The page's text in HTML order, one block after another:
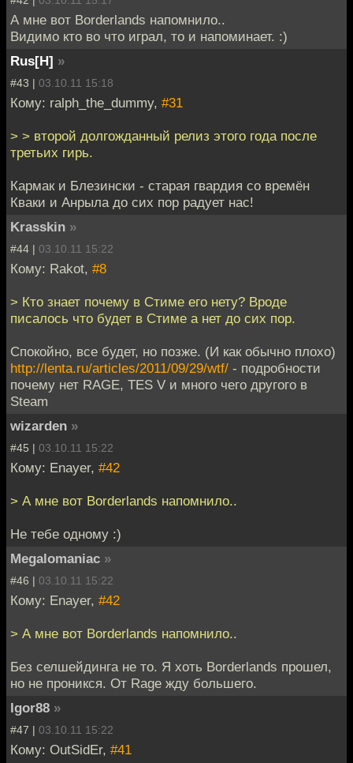
А мне вот Borderlands напомнило..
Видимо кто во что играл, то и напоминает. :)
Rus[H] »
#43 | 03.10.11 15:18
Кому: ralph_the_dummy, #31
> > второй долгожданный релиз этого года после
третьих гирь.
Кармак и Блезински - старая гвардия со времён
Кваки и Анрыла до сих пор радует нас!
Krasskin »
#44 | 03.10.11 15:22
Кому: Rakot, #8
> Кто знает почему в Стиме его нету? Вроде
писалось что будет в Стиме а нет до сих пор.
Спокойно, все будет, но позже. (И как обычно плохо)
http://lenta.ru/articles/2011/09/29/wtf/ - подробности
почему нет RAGE, TES V и много чего другого в
Steam
wizarden »
#45 | 03.10.11 15:22
Кому: Enayer, #42
> А мне вот Borderlands напомнило..
Не тебе одному :)
Megalomaniac »
#46 | 03.10.11 15:22
Кому: Enayer, #42
> А мне вот Borderlands напомнило..
Без селшейдинга не то. Я хоть Borderlands прошел,
но не проникся. От Rage жду большего.
Igor88 »
#47 | 03.10.11 15:22
Кому: OutSidEr, #41